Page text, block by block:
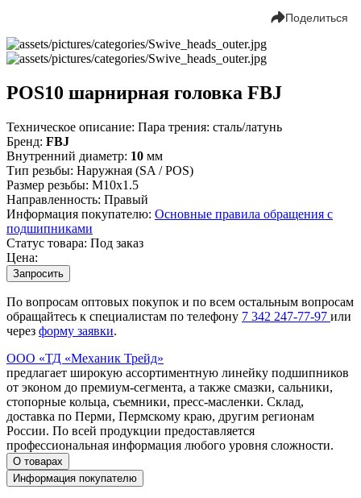
Поделиться
POS10 шарнирная головка FBJ
Техническое описание: Пара трения: сталь/латунь
Бренд: FBJ
Внутренний диаметр: 10 мм
Тип резьбы: Наружная (SA / POS)
Размер резьбы: М10х1.5
Направленность: Правый
Информация покупателю: Основные правила обращения с
подшипниками
Статус товара: Под заказ
Цена:
Запросить
По вопросам оптовых покупок и по всем остальным вопросам
обращайтесь к специалистам по телефону 7 342 247-77-97 или
через форму заявки.
ООО «ТД «Механик Трейд»
предлагает широкую ассортиментную линейку подшипников
от эконом до премиум-сегмента, а также смазки, сальники,
стопорные кольца, съемники, пресс-масленки. Склад,
доставка по Перми, Пермскому краю, другим регионам
России. По всей продукции предоставляется
профессиональная информация любого уровня сложности.
О товарах
Информация покупателю